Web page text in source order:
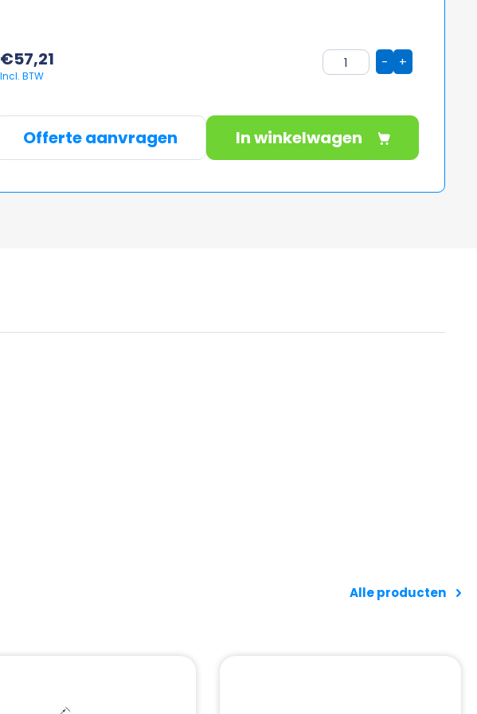
€57,21 +
-
Offerte aanvragen In winkelwagen
Alle producten